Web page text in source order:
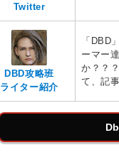
Twitter
DBD攻略班
ライター紹介
「DBD
ーマー
か？？
て、記